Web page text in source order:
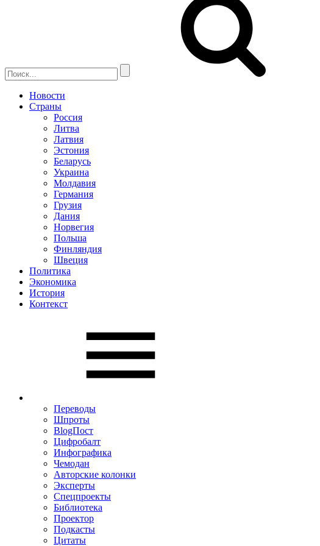
Новости
Страны
Россия
Литва
Латвия
Эстония
Беларусь
Украина
Молдавия
Германия
Грузия
Дания
Норвегия
Польша
Финляндия
Швеция
Политика
Экономика
История
Контекст
Переводы
Шпроты
BlogПост
Цифробалт
Инфографика
Чемодан
Авторские колонки
Эксперты
Спецпроекты
Библиотека
Проектор
Подкасты
Цитаты